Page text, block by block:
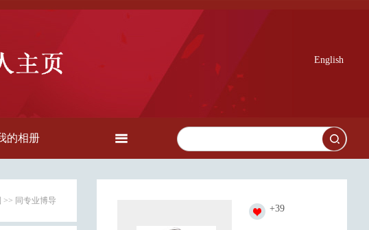
English
的相册
>> 同专业博导
+39